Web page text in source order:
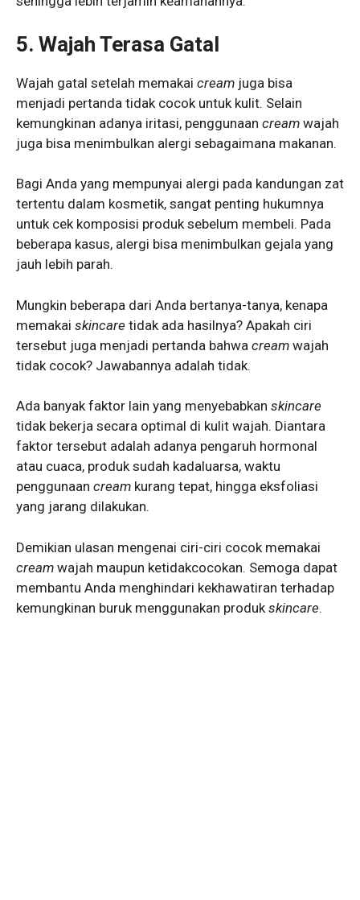
5. Wajah Terasa Gatal
Wajah gatal setelah memakai cream juga bisa
menjadi pertanda tidak cocok untuk kulit. Selain
kemungkinan adanya iritasi, penggunaan cream wajah
juga bisa menimbulkan alergi sebagaimana makanan.
Bagi Anda yang mempunyai alergi pada kandungan zat
tertentu dalam kosmetik, sangat penting hukumnya
untuk cek komposisi produk sebelum membeli. Pada
beberapa kasus, alergi bisa menimbulkan gejala yang
jauh lebih parah.
Mungkin beberapa dari Anda bertanya-tanya, kenapa
memakai skincare tidak ada hasilnya? Apakah ciri
tersebut juga menjadi pertanda bahwa cream wajah
tidak cocok? Jawabannya adalah tidak.
Ada banyak faktor lain yang menyebabkan skincare
tidak bekerja secara optimal di kulit wajah. Diantara
faktor tersebut adalah adanya pengaruh hormonal
atau cuaca, produk sudah kadaluarsa, waktu
penggunaan cream kurang tepat, hingga eksfoliasi
yang jarang dilakukan.
Demikian ulasan mengenai ciri-ciri cocok memakai
cream wajah maupun ketidakcocokan. Semoga dapat
membantu Anda menghindari kekhawatiran terhadap
kemungkinan buruk menggunakan produk skincare.